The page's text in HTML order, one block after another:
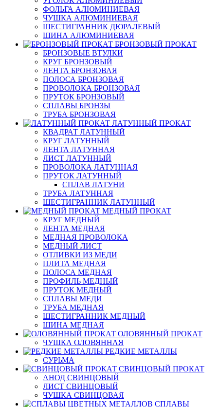
ФОЛЬГА АЛЮМИНИЕВАЯ
ЧУШКА АЛЮМИНИЕВАЯ
ШЕСТИГРАННИК ДЮРАЛЕВЫЙ
ШИНА АЛЮМИНИЕВАЯ
БРОНЗОВЫЙ ПРОКАТ
БРОНЗОВЫЕ ВТУЛКИ
КРУГ БРОНЗОВЫЙ
ЛЕНТА БРОНЗОВАЯ
ПОЛОСА БРОНЗОВАЯ
ПРОВОЛОКА БРОНЗОВАЯ
ПРУТОК БРОНЗОВЫЙ
СПЛАВЫ БРОНЗЫ
ТРУБА БРОНЗОВАЯ
ЛАТУННЫЙ ПРОКАТ
КВАДРАТ ЛАТУННЫЙ
КРУГ ЛАТУННЫЙ
ЛЕНТА ЛАТУННАЯ
ЛИСТ ЛАТУННЫЙ
ПРОВОЛОКА ЛАТУННАЯ
ПРУТОК ЛАТУННЫЙ
СПЛАВ ЛАТУНИ
ТРУБА ЛАТУННАЯ
ШЕСТИГРАННИК ЛАТУННЫЙ
МЕДНЫЙ ПРОКАТ
КРУГ МЕДНЫЙ
ЛЕНТА МЕДНАЯ
МЕДНАЯ ПРОВОЛОКА
МЕДНЫЙ ЛИСТ
ОТЛИВКИ ИЗ МЕДИ
ПЛИТА МЕДНАЯ
ПОЛОСА МЕДНАЯ
ПРОФИЛЬ МЕДНЫЙ
ПРУТОК МЕДНЫЙ
СПЛАВЫ МЕДИ
ТРУБА МЕДНАЯ
ШЕСТИГРАННИК МЕДНЫЙ
ШИНА МЕДНАЯ
ОЛОВЯННЫЙ ПРОКАТ
ЧУШКА ОЛОВЯННАЯ
РЕДКИЕ МЕТАЛЛЫ
СУРЬМА
СВИНЦОВЫЙ ПРОКАТ
АНОД СВИНЦОВЫЙ
ЛИСТ СВИНЦОВЫЙ
ЧУШКА СВИНЦОВАЯ
СПЛАВЫ